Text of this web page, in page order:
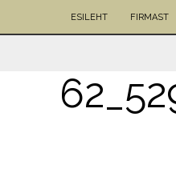
ESILEHT FIRMAST